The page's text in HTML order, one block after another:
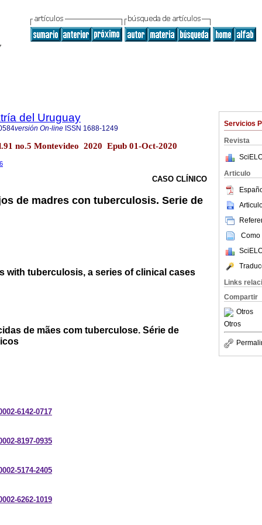
Servicios
Revista
Articulo
Como
Links
Compartir
Otros
Otros
del Uruguay
versión On-line ISSN 1688-1249
no.5 Montevideo 2020 Epub 01-Oct-2020
CASO CLÍNICO
de madres con tuberculosis. Serie de
with tuberculosis, a series of clinical cases
de mães com tuberculose. Série de
6142-0717
8197-0935
5174-2405
6262-1019